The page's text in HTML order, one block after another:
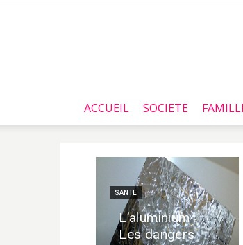
ACCUEIL SOCIETE
SANTE
L’aluminium :
Les dangers